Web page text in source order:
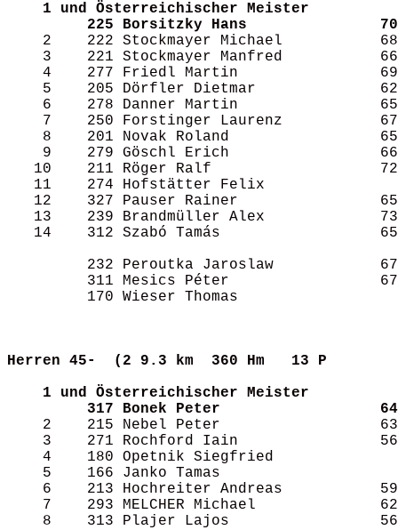
1 und Österreichischer Meister
225 Borsitzky Hans               70
2    222 Stockmayer Michael
3    221 Stockmayer Manfred
4    277 Friedl Martin
5    205 Dörfler Dietmar
6    278 Danner Martin
7    250 Forstinger Laurenz
8    201 Novak Roland
9    279 Göschl Erich
10    211 Röger Ralf
11    274 Hofstätter Felix
12    327 Pauser Rainer
13    239 Brandmüller Alex
14    312 Szabó Tamás
232 Peroutka Jaroslaw
311 Mesics Péter
170 Wieser Thomas
Herren 45-  (2
9.3 km  360 Hm   13 P
1 und Österreichischer Meister
317 Bonek Peter
2    215 Nebel Peter
3    271 Rochford Iain
4    180 Opetnik Siegfried
5    166 Janko Tamas
6    213 Hochreiter Andreas
7    293 MELCHER Michael
8    313 Plajer Lajos